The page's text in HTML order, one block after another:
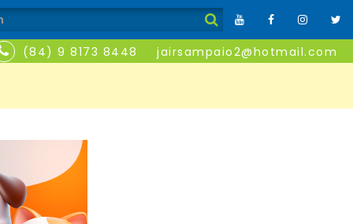
(84) 9 8173 8448 jairsampaio2@hotmail.com